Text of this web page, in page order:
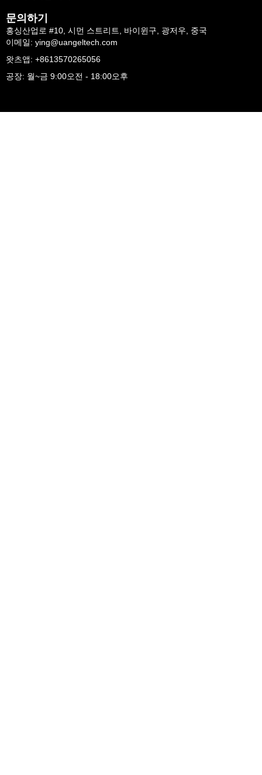
문의하기
홍싱산업로 #10, 시먼 스트리트, 바이윈구, 광저우, 중국
이메일: ying@uangeltech.com
왓츠앱: +8613570265056
공장: 월~금 9:00오전 - 18:00오후